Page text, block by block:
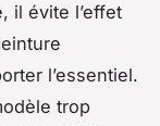
il évite l’effet
l’essentiel.
trop